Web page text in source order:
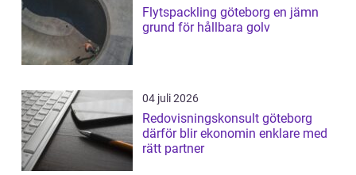
Flytspackling göteborg en jämn
grund för hållbara golv
04 juli 2026
Redovisningskonsult göteborg
därför blir ekonomin enklare med
rätt partner